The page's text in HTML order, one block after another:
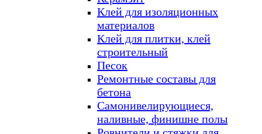
Клей для изоляционных
материалов
Клей для плитки, клей
строительный
Песок
Ремонтные составы для
бетона
Самонивелирующиеся,
наливные, финишне полы